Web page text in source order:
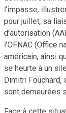
l’impasse,
pour juillet, sa
d’autorisation
l’OFNAC (Office
américain, ainsi
se heurte à un
Dimitri Fouchard,
sont demeurées